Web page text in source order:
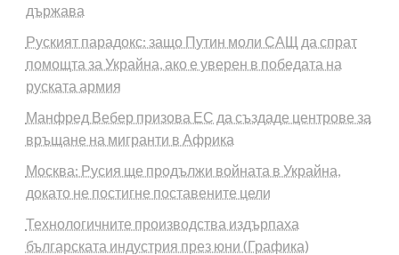
държава
Руският парадокс: защо Путин моли САЩ да спрат
помощта за Украйна, ако е уверен в победата на
руската армия
Манфред Вебер призова ЕС да създаде центрове за
връщане на мигранти в Африка
Москва: Русия ще продължи войната в Украйна,
докато не постигне поставените цели
Технологичните производства издърпаха
българската индустрия през юни (Графика)